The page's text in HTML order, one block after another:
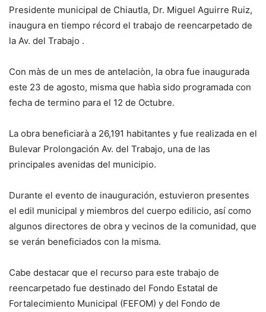
Presidente municipal de Chiautla, Dr. Miguel Aguirre Ruiz,
inaugura en tiempo récord el trabajo de reencarpetado de
la Av. del Trabajo .
Con màs de un mes de antelaciòn, la obra fue inaugurada
este 23 de agosto, misma que habìa sido programada con
fecha de termino para el 12 de Octubre.
La obra beneficiarà a 26,191 habitantes y fue realizada en el
Bulevar Prolongación Av. del Trabajo, una de las
principales avenidas del municipio.
Durante el evento de inauguración, estuvieron presentes
el edil municipal y miembros del cuerpo edilicio, así como
algunos directores de obra y vecinos de la comunidad, que
se verán beneficiados con la misma.
Cabe destacar que el recurso para este trabajo de
reencarpetado fue destinado del Fondo Estatal de
Fortalecimiento Municipal (FEFOM) y del Fondo de